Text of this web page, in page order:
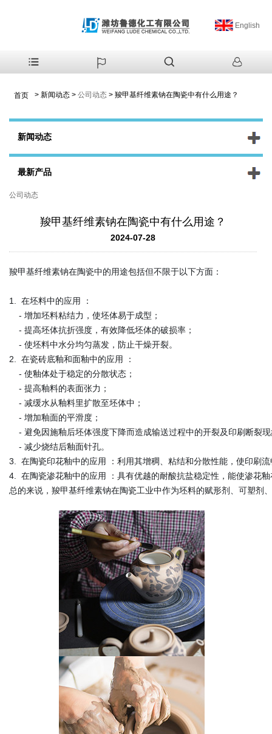
English
首页 > 新闻动态 > 公司动态 > 羧甲基纤维素钠在陶瓷中有什么用途？
新闻动态
最新产品
公司动态
羧甲基纤维素钠在陶瓷中有什么用途？
2024-07-28
羧甲基纤维素钠在陶瓷中的用途包括但不限于以下方面：
1.  在坯料中的应用 ：
- 增加坯料粘结力，使坯体易于成型；
- 提高坯体抗折强度，有效降低坯体的破损率；
- 使坯料中水分均匀蒸发，防止干燥开裂。
2.  在瓷砖底釉和面釉中的应用 ：
- 使釉体处于稳定的分散状态；
- 提高釉料的表面张力；
- 减缓水从釉料里扩散至坯体中；
- 增加釉面的平滑度；
- 避免因施釉后坯体强度下降而造成输送过程中的开裂及印刷断裂
- 减少烧结后釉面针孔。
3.  在陶瓷印花釉中的应用 ：利用其增稠、粘结和分散性能，使印刷
4.  在陶瓷渗花釉中的应用 ：具有优越的耐酸抗盐稳定性，能使渗花
总的来说，羧甲基纤维素钠在陶瓷工业中作为坯料的赋形剂、可塑